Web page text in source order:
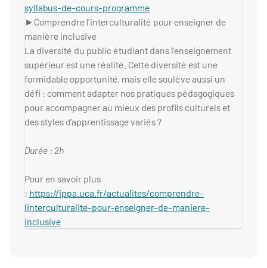
syllabus-de-cours-programme
►Comprendre l’interculturalité pour enseigner de
manière inclusive
La diversité du public étudiant dans l’enseignement
supérieur est une réalité. Cette diversité est une
formidable opportunité, mais elle soulève aussi un
défi : comment adapter nos pratiques pédagogiques
pour accompagner au mieux des profils culturels et
des styles d’apprentissage variés ?
Durée : 2h
Pour en savoir plus
: https://ippa.uca.fr/actualites/comprendre-
linterculturalite-pour-enseigner-de-maniere-
inclusive